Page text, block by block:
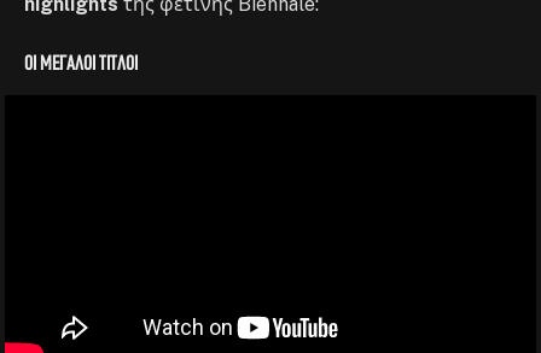
Οι μεγάλοι τίτλοι